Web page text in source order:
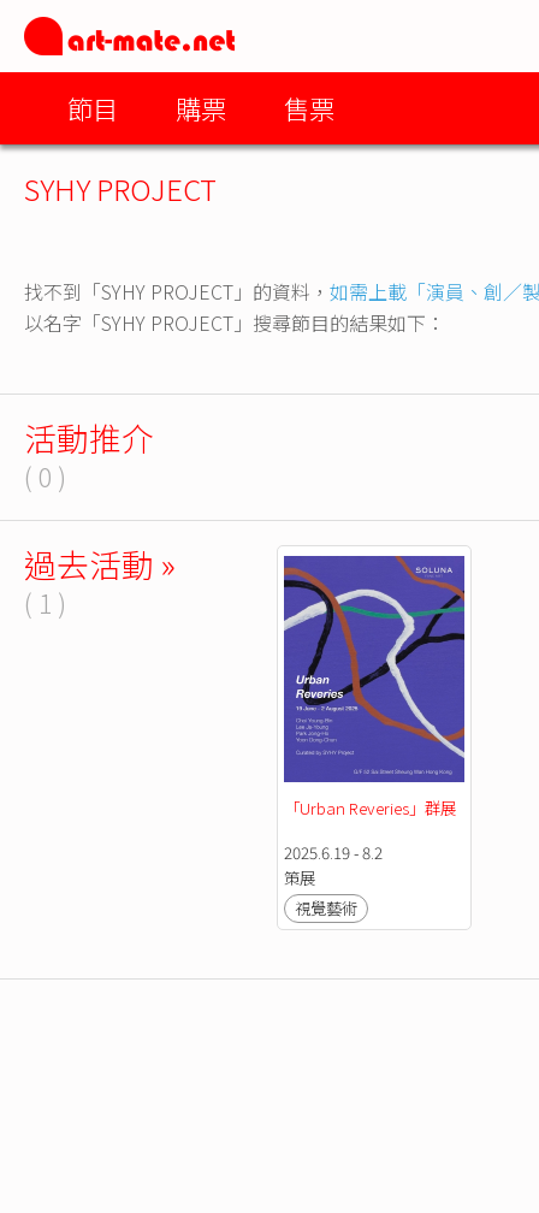
節目 購票 售票
SYHY PROJECT
找不到「SYHY PROJECT」的資料， 如需上載「演員、創／
以名字「SYHY PROJECT」搜尋節目的結果如下：
活動推介
( 0 )
過去活動 »
( 1 )
「Urban Reveries」群展
2025.6.19 - 8.2
策展
視覺藝術